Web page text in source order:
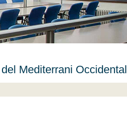
Mediterrani Occidental